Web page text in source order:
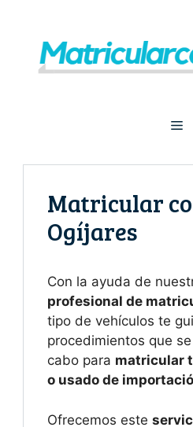
contenido
Matricular
Ogíjares
Con la ayuda de
profesional de
tipo de vehículos te
procedimientos que
cabo para matricular
o usado de
Ofrecemos este